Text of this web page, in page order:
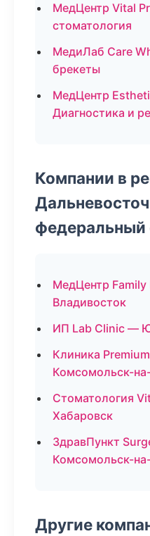
МедЦентр Vital
стоматология
МедиЛаб Care
брекеты
МедЦентр
Диагностика и
Компании в
федеральный
МедЦентр
Владивосток
ИП Lab Clinic —
Клиника
Комсомольск-
Стоматология
Хабаровск
ЗдравПункт
Комсомольск-
Другие